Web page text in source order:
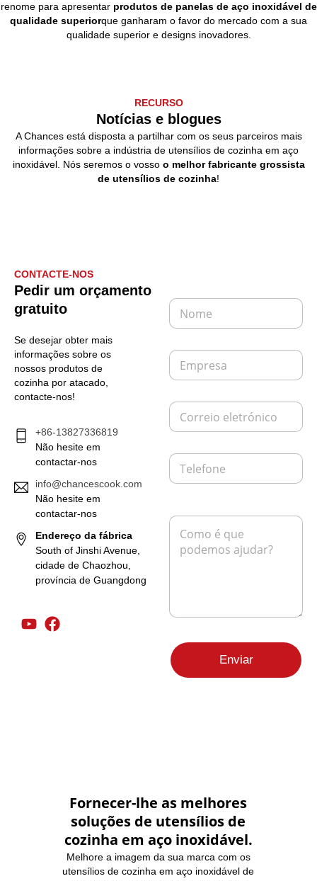
renome para apresentar produtos de panelas de aço inoxidável de
qualidade superiorque ganharam o favor do mercado com a sua
qualidade superior e designs inovadores.
RECURSO
Notícias e blogues
A Chances está disposta a partilhar com os seus parceiros mais
informações sobre a indústria de utensílios de cozinha em aço
inoxidável. Nós seremos o vosso o melhor fabricante grossista
de utensílios de cozinha!
CONTACTE-NOS
Pedir um orçamento
gratuito
Se desejar obter mais
informações sobre os
nossos produtos de
cozinha por atacado,
contacte-nos!
+86-13827336819
Não hesite em
contactar-nos
info@chancescook.com
Não hesite em
contactar-nos
Endereço da fábrica
South of Jinshi Avenue,
cidade de Chaozhou,
província de Guangdong
N
m
*E
p
e
s
a
C
r
e
i
o
l
c
o
T
l
f
or
m
a
y
P
a
M
m
Enviar
Fornecer-lhe as melhores
soluções de utensílios de
cozinha em aço inoxidável.
Melhore a imagem da sua marca com os
utensílios de cozinha em aço inoxidável de